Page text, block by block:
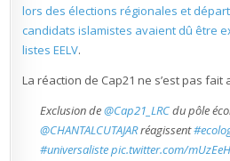
lors des élections régionales et
candidats islamistes avaient dû être
listes EELV.
La réaction de Cap21 ne s’est pas fait
Exclusion de@Cap21_LRCdu pôle
@CHANTALCUTAJARréagissent
#universalistepic.twitter.com/